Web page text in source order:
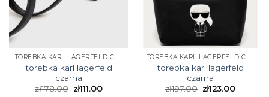
TOREBKA KARL LAGERFELD CZARNA
torebka karl lagerfeld
czarna
zł178.00 zł111.00
TOREBKA KARL LAGERFELD CZARNA
torebka karl lagerfeld
czarna
zł197.00 zł123.00